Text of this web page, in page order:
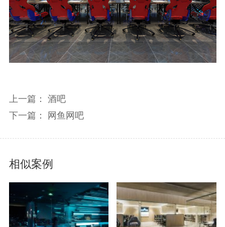
上一篇： 酒吧
下一篇： 网鱼网吧
相似案例